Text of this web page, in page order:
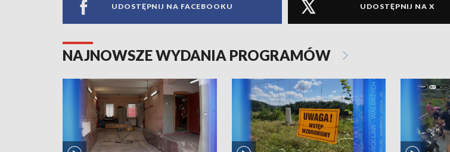
UDOSTĘPNIJ NA FACEBOOKU UDOSTĘPNIJ NA X
NAJNOWSZE WYDANIA PROGRAMÓW